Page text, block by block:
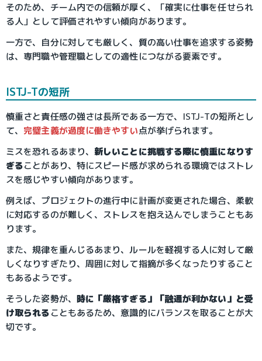
そのため、チーム内での信頼が厚く、「確実に仕事を任せられ
る人」として評価されやすい傾向があります。
一方で、自分に対しても厳しく、質の高い仕事を追求する姿勢
は、専門職や管理職としての適性につながる要素です。
ISTJ-Tの短所
慎重さと責任感の強さは長所である一方で、ISTJ-Tの短所とし
て、 完璧主義が過度に働きやすい点が挙げられます。
ミスを恐れるあまり、 新しいことに挑戦する際に慎重になりす
ぎることがあり、特にスピード感が求められる環境ではストレ
スを感じやすい傾向があります。
例えば、プロジェクトの進行中に計画が変更された場合、柔軟
に対応するのが難しく、ストレスを抱え込んでしまうこともあ
ります。
また、規律を重んじるあまり、ルールを軽視する人に対して厳
しくなりすぎたり、周囲に対して指摘が多くなったりすること
もあるようです。
そうした姿勢が、 時に「厳格すぎる」「融通が利かない」と受
け取られることもあるため、意識的にバランスを取ることが大
切です。